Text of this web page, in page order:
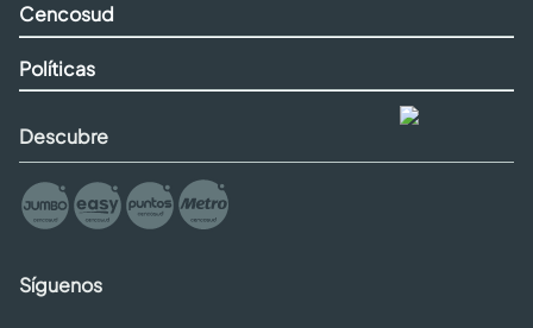
Cencosud
Políticas
Descubre
Síguenos